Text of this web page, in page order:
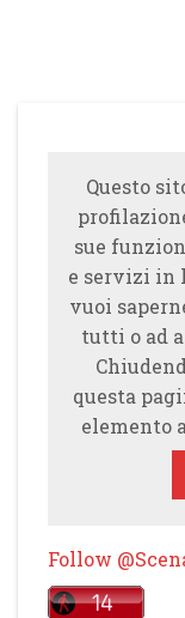
Questo
sue
e servizi in
vuoi
tutti o ad
questa
elemento
Follow